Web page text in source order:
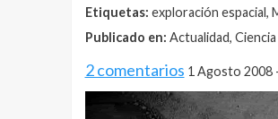
Etiquetas: exploración espacial,
Publicado en: Actualidad, Ciencia
2 comentarios 1 Agosto 2008